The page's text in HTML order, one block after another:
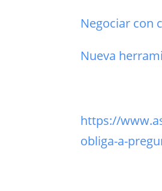
Negociar con
Nueva
https://
obliga-a-